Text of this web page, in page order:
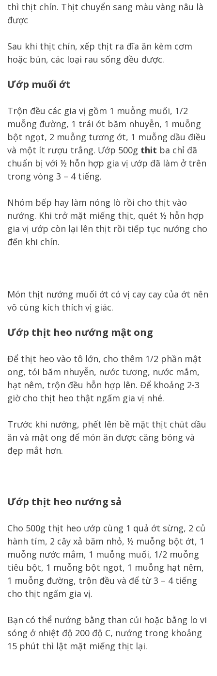
thì thịt chín. Thịt chuyển sang màu vàng nâu là
được
Sau khi thịt chín, xếp thịt ra đĩa ăn kèm cơm
hoặc bún, các loại rau sống đều được.
Ướp muối ớt
Trộn đều các gia vị gồm 1 muỗng muối, 1/2
muỗng đường, 1 trái ớt băm nhuyễn, 1 muỗng
bột ngọt, 2 muỗng tương ớt, 1 muỗng dầu điều
và một ít rượu trắng. Ướp 500g thit ba chỉ đã
chuẩn bị với ½ hỗn hợp gia vị ướp đã làm ở trên
trong vòng 3 – 4 tiếng.
Nhóm bếp hay làm nóng lò rồi cho thịt vào
nướng. Khi trở mặt miếng thịt, quét ½ hỗn hợp
gia vị ướp còn lại lên thịt rồi tiếp tục nướng cho
đến khi chín.
Món thịt nướng muối ớt có vị cay cay của ớt nên
vô cùng kích thích vị giác.
Ướp thịt heo nướng mật ong
Để thịt heo vào tô lớn, cho thêm 1/2 phần mật
ong, tỏi băm nhuyễn, nước tương, nước mắm,
hạt nêm, trộn đều hỗn hợp lên. Để khoảng 2-3
giờ cho thịt heo thật ngấm gia vị nhé.
Trước khi nướng, phết lên bề mặt thịt chút dầu
ăn và mật ong để món ăn được căng bóng và
đẹp mắt hơn.
Ướp thịt heo nướng sả
Cho 500g thịt heo ướp cùng 1 quả ớt sừng, 2 củ
hành tím, 2 cây xả băm nhỏ, ½ muỗng bột ớt, 1
muỗng nước mắm, 1 muỗng muối, 1/2 muỗng
tiêu bột, 1 muỗng bột ngọt, 1 muỗng hạt nêm,
1 muỗng đường, trộn đều và để từ 3 – 4 tiếng
cho thịt ngấm gia vị.
Bạn có thể nướng bằng than củi hoặc bằng lo vi
sóng ở nhiệt độ 200 độ C, nướng trong khoảng
15 phút thì lật mặt miếng thịt lại.